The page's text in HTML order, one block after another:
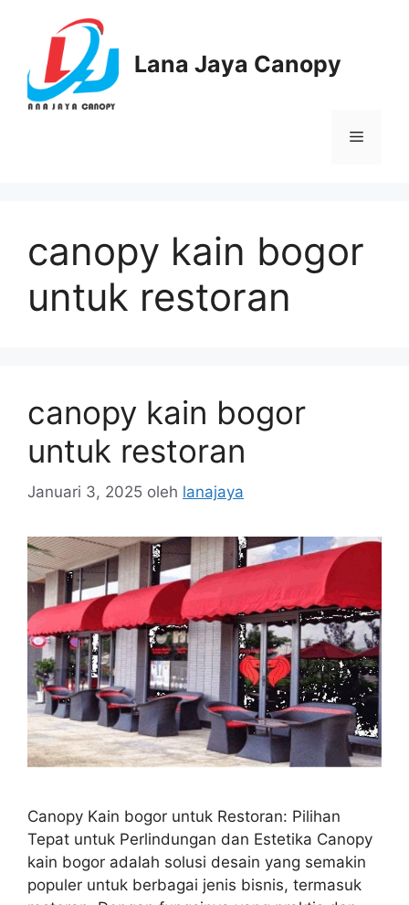
Lana Jaya Canopy
Menu
canopy kain bogor
untuk restoran
canopy kain bogor
untuk restoran
Januari 3, 2025 oleh lanajaya
Canopy Kain bogor untuk Restoran: Pilihan
Tepat untuk Perlindungan dan Estetika Canopy
kain bogor adalah solusi desain yang semakin
populer untuk berbagai jenis bisnis, termasuk